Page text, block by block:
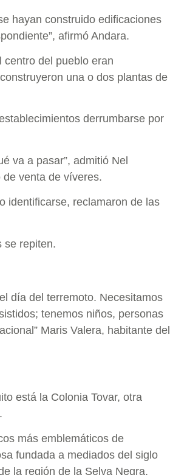
hayan construido edificaciones
afirmó Andara.
centro del pueblo eran
una o dos plantas de
derrumbarse por
va a pasar”, admitió Nel
venta de víveres.
identificarse, reclamaron de las
se repiten.
día del terremoto. Necesitamos
tenemos niños, personas
Maris Valera, habitante del
está la Colonia Tovar, otra
más emblemáticos de
fundada a mediados del siglo
la región de la Selva Negra,